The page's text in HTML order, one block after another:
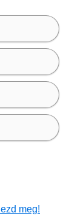
meg!